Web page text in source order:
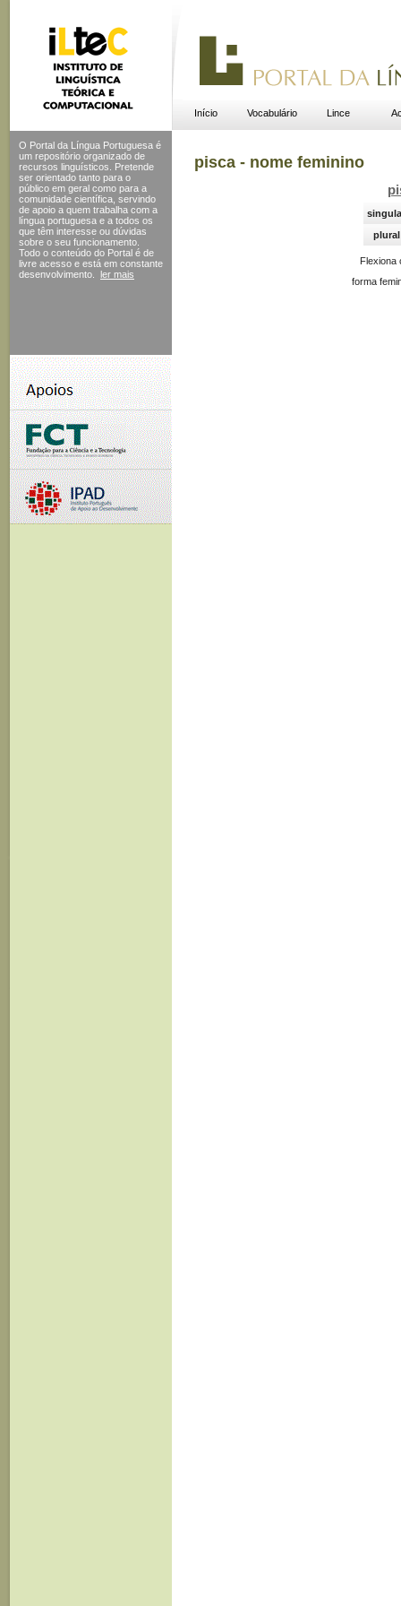
Início Vocabulário Lince
O Portal da Língua Portuguesa é
um repositório organizado de
recursos linguísticos. Pretende
ser orientado tanto para o
público em geral como para a
comunidade científica, servindo
de apoio a quem trabalha com a
língua portuguesa e a todos os
que têm interesse ou dúvidas
sobre o seu funcionamento.
Todo o conteúdo do Portal é de
livre acesso e está em constante
desenvolvimento.
ler mais
pisca - nome feminino
plural
Flexiona
forma